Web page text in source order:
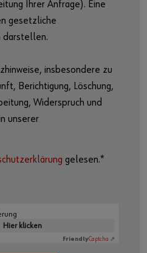
Ihrer Anfrage). Eine
gesetzliche
darstellen.
insbesondere zu
Berichtigung, Löschung,
Widerspruch und
unserer
gelesen.*
Hier klicken
FriendlyCaptcha ⇗